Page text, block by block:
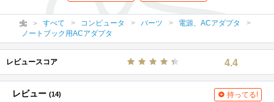
すべて コンピュータ パーツ
電源、ACアダプタ
ノートブック用ACアダプタ
レビュースコア 4.4
レビュー (14) 持ってる!